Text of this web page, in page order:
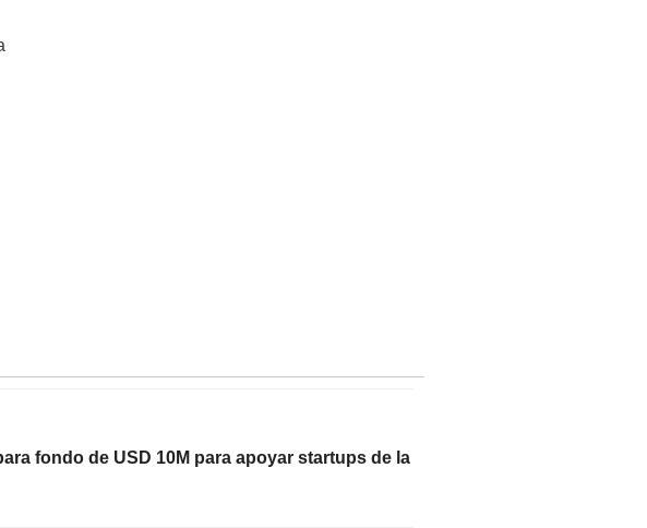
fondo de USD 10M para apoyar startups de la